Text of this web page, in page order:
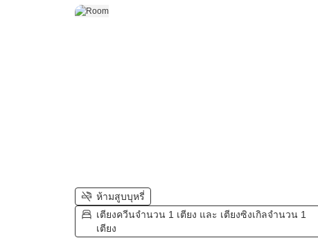
ห้ามสูบบุหรี่
เตียงควีนจำนวน 1 เตียง และ เตียงซิงเกิลจำนวน 1
เตียง